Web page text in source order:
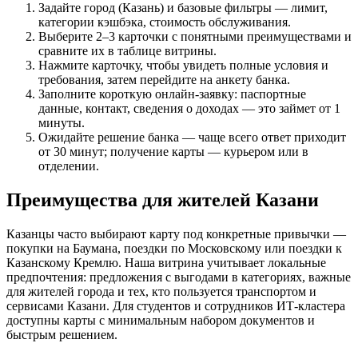
Задайте город (Казань) и базовые фильтры — лимит,
категории кэшбэка, стоимость обслуживания.
Выберите 2–3 карточки с понятными преимуществами и
сравните их в таблице витрины.
Нажмите карточку, чтобы увидеть полные условия и
требования, затем перейдите на анкету банка.
Заполните короткую онлайн-заявку: паспортные
данные, контакт, сведения о доходах — это займет от 1
минуты.
Ожидайте решение банка — чаще всего ответ приходит
от 30 минут; получение карты — курьером или в
отделении.
Преимущества для жителей Казани
Казанцы часто выбирают карту под конкретные привычки —
покупки на Баумана, поездки по Московскому или поездки к
Казанскому Кремлю. Наша витрина учитывает локальные
предпочтения: предложения с выгодами в категориях, важные
для жителей города и тех, кто пользуется транспортом и
сервисами Казани. Для студентов и сотрудников ИТ‑кластера
доступны карты с минимальным набором документов и
быстрым решением.